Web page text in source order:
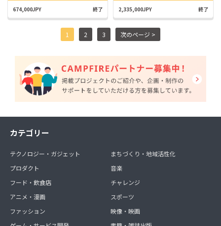
674,000JPY 終了 2,335,000JPY 終了
1 2 3 次のページ >
カテゴリー
テクノロジー・ガジェット
プロダクト
フード・飲食店
アニメ・漫画
ファッション
まちづくり・地域活性化
音楽
チャレンジ
スポーツ
映像・映画